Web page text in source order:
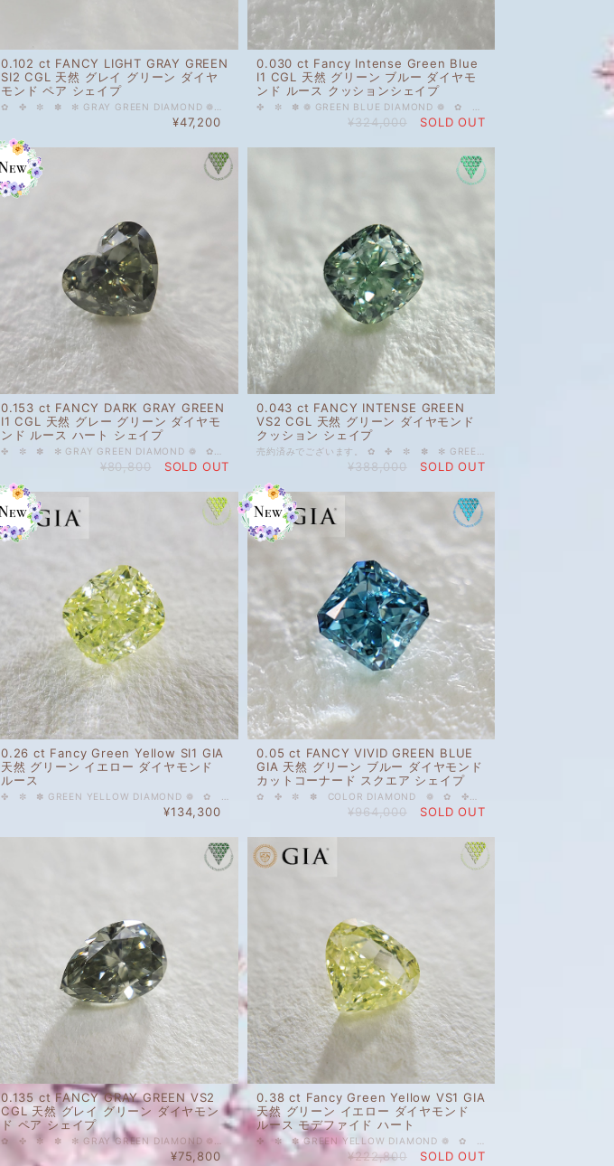
0.102 ct FANCY LIGHT GRAY GREEN
SI2 CGL 天然 グレイ グリーン ダイヤ
モンド ペア シェイプ
¥47,200
0.030 ct Fancy Intense Green Blue
I1 CGL 天然 グリーン ブルー ダイヤモ
ンド ルース クッションシェイプ
¥324,000 SOLD OUT
0.153 ct FANCY DARK GRAY GREEN
I1 CGL 天然 グレー グリーン ダイヤモ
ンド ルース ハート シェイプ
¥80,800 SOLD OUT
0.043 ct FANCY INTENSE GREEN
VS2 CGL 天然 グリーン ダイヤモンド
クッション シェイプ
¥388,000 SOLD OUT
0.26 ct Fancy Green Yellow SI1 GIA
天然 グリーン イエロー ダイヤモンド
ルース
¥134,300
0.05 ct FANCY VIVID GREEN BLUE
GIA 天然 グリーン ブルー ダイヤモンド
カットコーナード スクエア シェイプ
¥964,000 SOLD OUT
0.135 ct FANCY GRAY GREEN VS2
CGL 天然 グレイ グリーン ダイヤモン
ド ペア シェイプ
¥75,800
0.38 ct Fancy Green Yellow VS1 GIA
天然 グリーン イエロー ダイヤモンド
ルース モデファイド ハート
¥222,800 SOLD OUT